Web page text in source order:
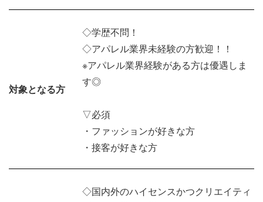
対象となる方
◇学歴不問！
◇アパレル業界未経験の方歓迎！！
※アパレル業界経験がある方は優遇しま
す◎
▽必須
・ファッションが好きな方
・接客が好きな方
◇国内外のハイセンスかつクリエイティ